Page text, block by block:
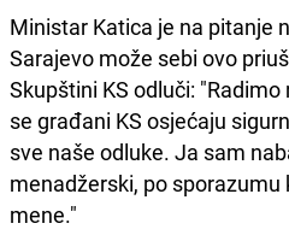
Ministar Katica je na pitanje
Sarajevo može sebi ovo
Skupštini KS odluči:
se građani KS osjećaju
sve naše odluke. Ja sam
menadžerski, po sporazumu
mene."